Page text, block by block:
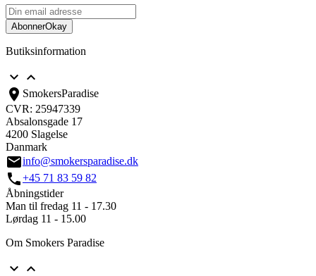
AbonnerOkay
Butiksinformation
 
location_on SmokersParadise
CVR: 25947339
Absalonsgade 17
4200 Slagelse
Danmark
emailinfo@smokersparadise.dk
call+45 71 83 59 82
Åbningstider
Man til fredag 11 - 17.30
Lørdag 11 - 15.00
Om Smokers Paradise
 